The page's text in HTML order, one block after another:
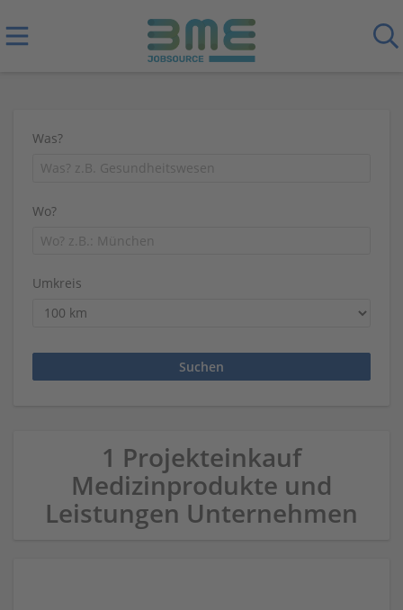
Was?
Wo?
Umkreis
1 Projekteinkauf
Medizinprodukte und
Leistungen Unternehmen